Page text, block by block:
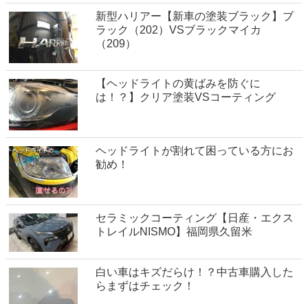
新型ハリアー【新車の塗装ブラック】ブ
ラック（202）VSブラックマイカ
（209）
【ヘッドライトの黄ばみを防ぐに
は！？】クリア塗装VSコーティング
ヘッドライトが割れて困っている方にお
勧め！
セラミックコーティング【日産・エクス
トレイルNISMO】福岡県久留米
白い車はキズだらけ！？中古車購入した
らまずはチェック！